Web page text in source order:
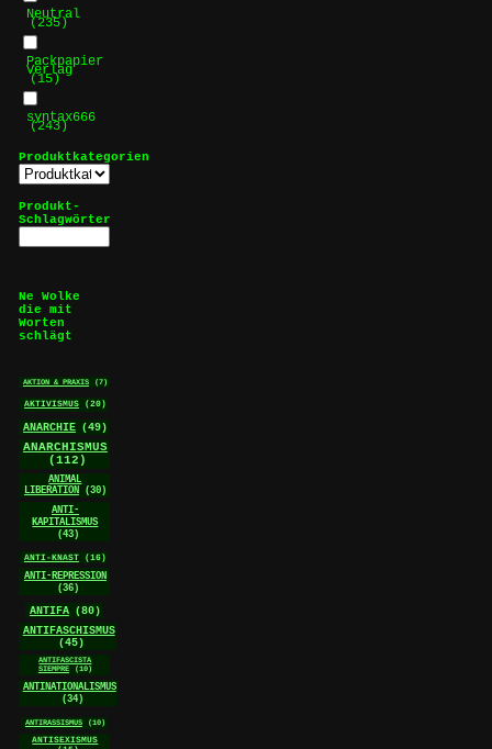
Neutral
(235)
Packpapier
Verlag
(15)
syntax666
(243)
Produktkategorien
Produkt-
Schlagwörter
Ne Wolke
die mit
Worten
schlägt
AKTION & PRAXIS (7)
AKTIVISMUS (20)
ANARCHIE (49)
ANARCHISMUS
(112)
ANIMAL
LIBERATION
(30)
ANTI-
KAPITALISMUS
(43)
ANTI-KNAST (16)
ANTI-REPRESSION
(36)
ANTIFA (80)
ANTIFASCHISMUS
(45)
ANTIFASCISTA
SIEMPRE
(10)
ANTINATIONALISMUS
(34)
ANTIRASSISMUS (10)
ANTISEXISMUS